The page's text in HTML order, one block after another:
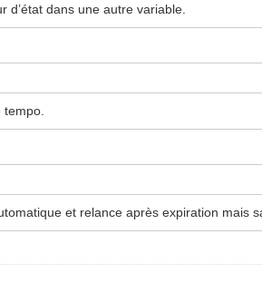
dans une autre variable.
et relance après expiration mais